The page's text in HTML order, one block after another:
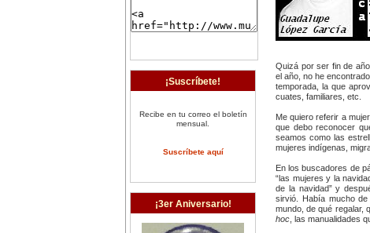
¡Suscríbete!
Recibe en tu correo el boletín
mensual.
Suscríbete aquí
¡3er Aniversario!
Quizá por ser fin de
el año, no he
temporada, la que
cuates, familiares, etc.
Me quiero referir a
que debo reconocer
seamos como las
mujeres indígenas,
En los buscadores de
“las mujeres y la
de la navidad” y
sirvió. Había mucho
mundo, de qué regalar,
hoc , las manualidades